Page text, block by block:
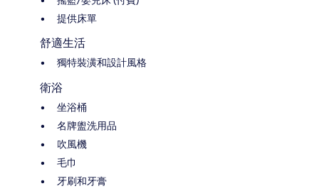
提供床單
舒適生活
獨特裝潢和設計風格
衛浴
坐浴桶
名牌盥洗用品
吹風機
毛巾
牙刷和牙膏